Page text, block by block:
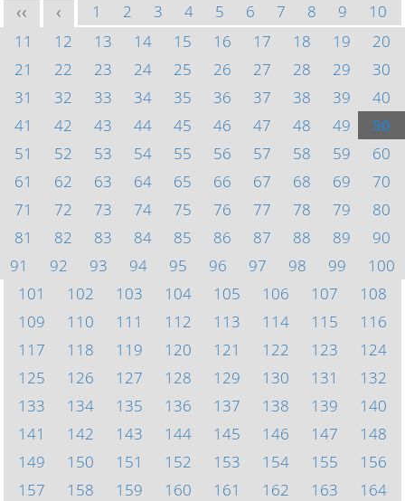
<< < 1 2 3 4 5 6 7 8 9
10
11
12 13 14 15 16 17 18 19
20
21
22 23 24 25 26 27 28 29
30
31
32 33 34 35 36 37 38 39
40
41
42 43 44 45 46 47 48 49
50
51
52 53 54 55 56 57 58 59
60
61
62 63 64 65 66 67 68 69
70
71
72 73 74 75 76 77 78 79
80
81
82 83 84 85 86 87 88 89
90
91
92 93 94 95 96 97 98 99
100
101
102 103 104 105 106 107
108
109
110 111 112 113 114 115
116
117
118 119 120 121 122 123
124
125
126 127 128 129 130 131
132
133
134 135 136 137 138 139
140
141
142 143 144 145 146 147
148
149
150 151 152 153 154 155
156
157
158 159 160 161 162 163
164